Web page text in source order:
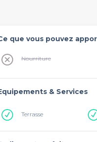
que vous pouvez
Nourriture
& Services
Terrasse